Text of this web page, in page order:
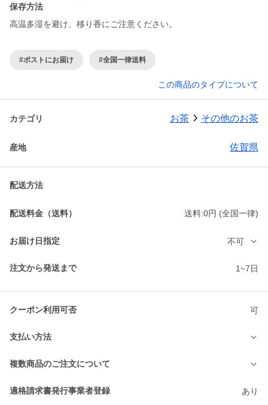
保存方法
高温多湿を避け、移り香にご注意ください。
#ポストにお届け #全国一律送料
この商品のタイプについて
カテゴリ お茶 その他のお茶
産地 佐賀県
配送方法
配送料金（送料） 送料:0円 (全国一律)
お届け日指定 不可
注文から発送まで 1~7日
クーポン利用可否 可
支払い方法
複数商品のご注文について
適格請求書発行事業者登録 あり